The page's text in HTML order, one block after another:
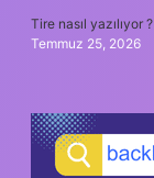
Tire nasıl yazılıyor ?
Temmuz 25, 2026